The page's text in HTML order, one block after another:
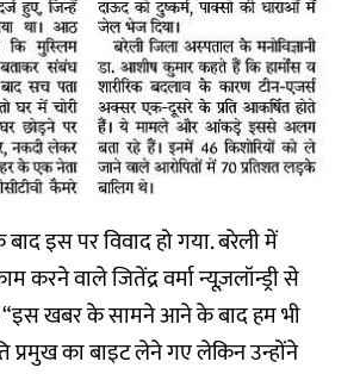
इस पर विवाद हो गया. बरेली में
करने वाले जितेंद्र वर्मा न्यूज़लॉन्ड्री से
खबर के सामने आने के बाद हम भी
प्रमुख का बाइट लेने गए लेकिन उन्होंने